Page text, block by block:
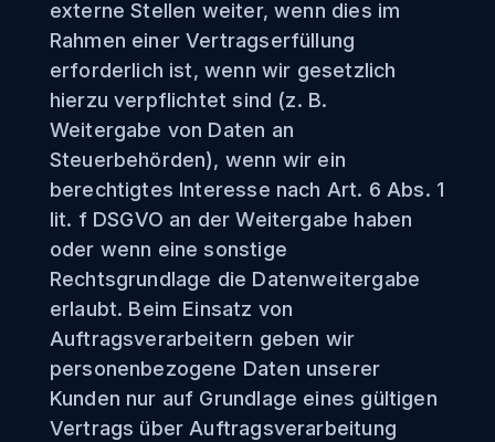
externe Stellen weiter, wenn dies im
Rahmen einer Vertragserfüllung
erforderlich ist, wenn wir gesetzlich
hierzu verpflichtet sind (z. B.
Weitergabe von Daten an
Steuerbehörden), wenn wir ein
berechtigtes Interesse nach Art. 6 Abs. 1
lit. f DSGVO an der Weitergabe haben
oder wenn eine sonstige
Rechtsgrundlage die Datenweitergabe
erlaubt. Beim Einsatz von
Auftragsverarbeitern geben wir
personenbezogene Daten unserer
Kunden nur auf Grundlage eines gültigen
Vertrags über Auftragsverarbeitung